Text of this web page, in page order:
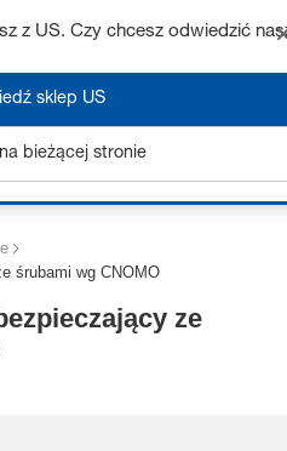
tutaj, aby dowiedzieć się więcej
śrubami wg CNOMO
ze
z US. Czy chcesz odwiedzić
sklep US
bieżącej stronie